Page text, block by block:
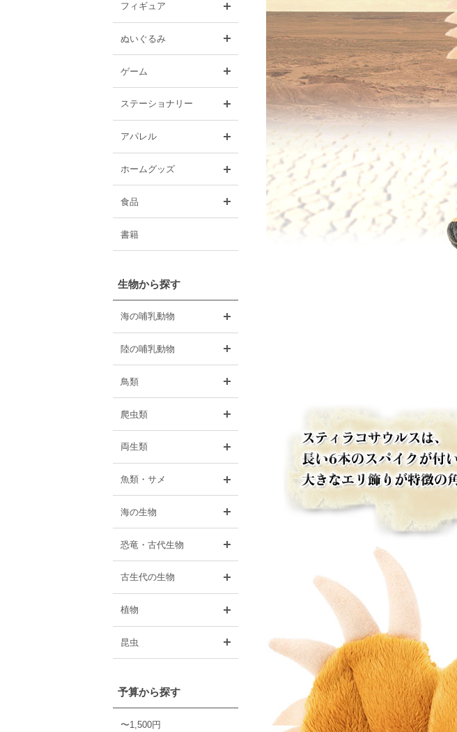
フィギュア
ぬいぐるみ
ゲーム
ステーショナリー
アパレル
ホームグッズ
食品
書籍
生物から探す
海の哺乳動物
陸の哺乳動物
鳥類
爬虫類
両生類
魚類・サメ
海の生物
恐竜・古代生物
古生代の生物
植物
昆虫
予算から探す
〜1,500円